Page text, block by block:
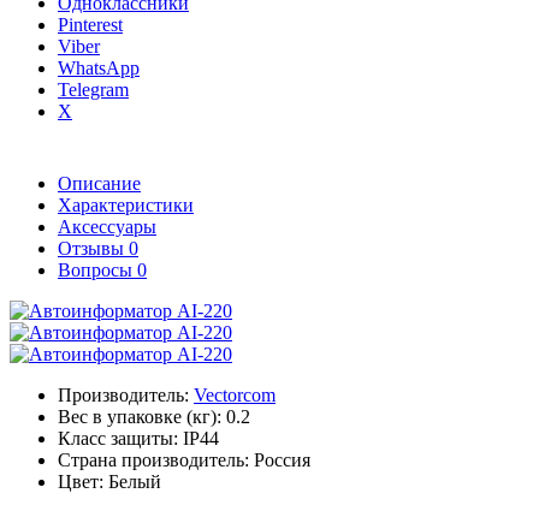
Pinterest
Viber
WhatsApp
Telegram
X
Описание
Характеристики
Аксессуары
Отзывы 0
Вопросы 0
Производитель: Vectorcom
Вес в упаковке (кг): 0.2
Класс защиты: IP44
Страна производитель: Россия
Цвет: Белый